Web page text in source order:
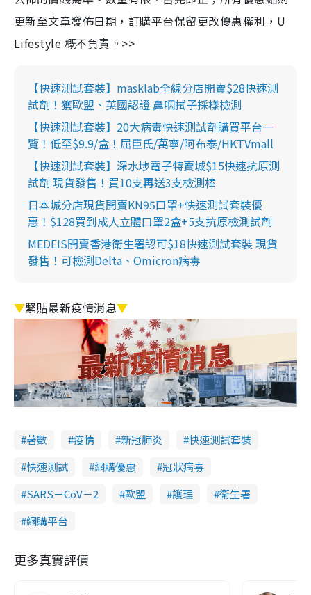
更新至文章發佈日期，訂購平台保留更改優惠權利，U
Lifestyle 概不負責。>>
【快速測試套裝】masklab全線分店開賣$28快速測
試劑！獲歐盟、英國認證 鼻咽拭子採樣檢測
【快速測試套裝】20大病毒快速測試劑購買平台一
覽！低至$9.9/盒！屈臣氏/萬寧/阿布泰/HKTVmall
【快速測試套裝】深水埗電子特賣城$15快速抗原測
試劑 現貨發售！買10支再送3支檢測棒
日本城分店現貨開賣KN95口罩+快速測試套裝優
惠！$128買到成人立體口罩2盒+5支抗原檢測試劑
MEDEIS開賣香港衛生署認可$18快速測試套裝 現貨
發售！可檢測Delta、Omicron病毒
▼緊貼最新疫情消息▼
著數 疫情 新冠肺炎
快速測試套裝
快速測試
網購優惠
冠狀病毒
SARS－CoV－2
歐盟 護理
衞生署
網購平台
更多真實評價